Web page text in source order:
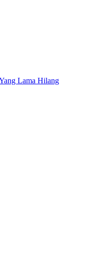
Lama Hilang